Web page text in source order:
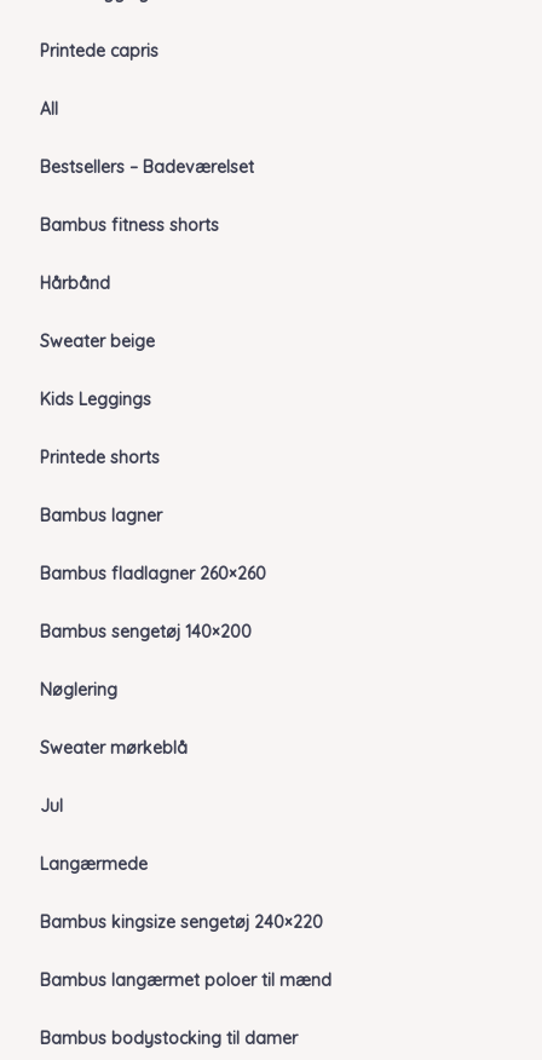
Printede capris
All
Bestsellers – Badeværelset
Bambus fitness shorts
Hårbånd
Sweater beige
Kids Leggings
Printede shorts
Bambus lagner
Bambus fladlagner 260×260
Bambus sengetøj 140×200
Nøglering
Sweater mørkeblå
Jul
Langærmede
Bambus kingsize sengetøj 240×220
Bambus langærmet poloer til mænd
Bambus bodystocking til damer